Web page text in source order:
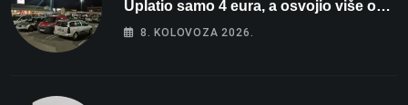
Uplatio samo 4 eura, a osvojio više od
80 tisuća eura
8. KOLOVOZA 2026.